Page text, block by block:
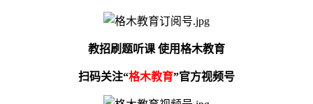
教招刷题听课 使用格木教育
扫码关注“格木教育”官方视频号